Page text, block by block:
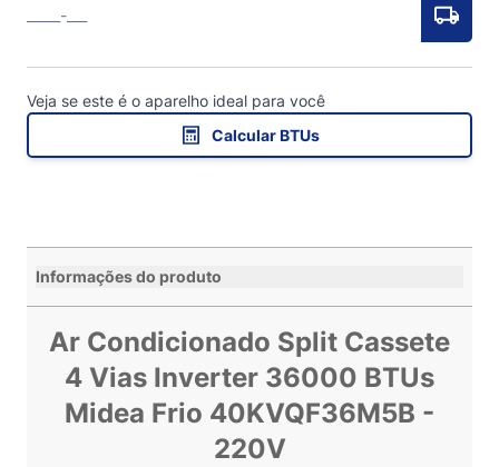
Veja se este é o aparelho ideal para você
Calcular BTUs
Informações do produto
Ar Condicionado Split Cassete
4 Vias Inverter 36000 BTUs
Midea Frio 40KVQF36M5B -
220V